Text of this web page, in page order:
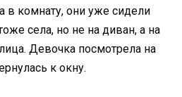
в комнату, они уже сидели
села, но не на диван, а на
Девочка посмотрела на
к окну.